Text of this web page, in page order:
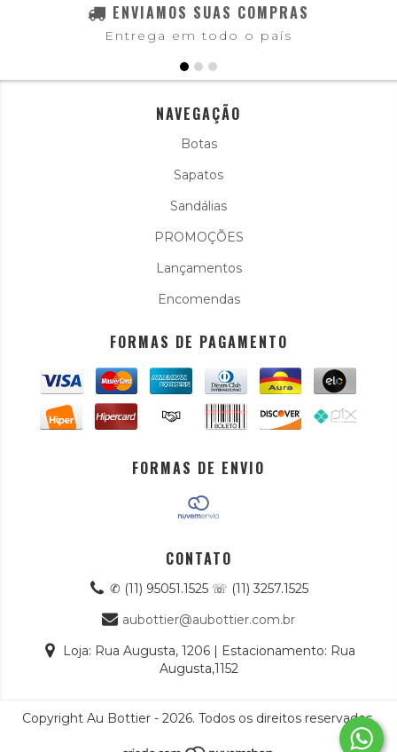
ENVIAMOS SUAS COMPRAS
Entrega em todo o país
NAVEGAÇÃO
Botas
Sapatos
Sandálias
PROMOÇÕES
Lançamentos
Encomendas
FORMAS DE PAGAMENTO
FORMAS DE ENVIO
CONTATO
✆ (11) 95051.1525 ☏ (11) 3257.1525
aubottier@aubottier.com.br
Loja: Rua Augusta, 1206 | Estacionamento: Rua
Augusta,1152
Copyright Au Bottier - 2026. Todos os direitos reservados.